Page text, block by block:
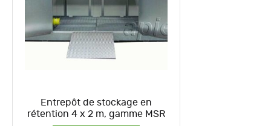
Entrepôt de stockage en
rétention 4 x 2 m, gamme MSR